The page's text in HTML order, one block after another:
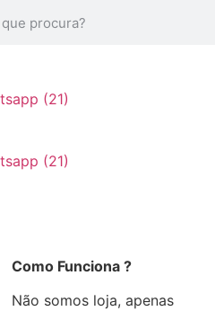
Como Funciona ?
Não somos loja, apenas